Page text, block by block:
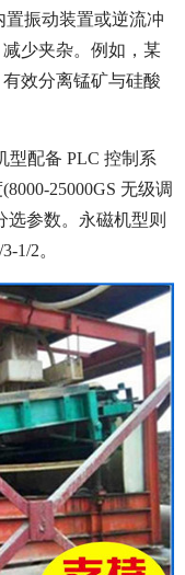
置振动装置或逆流冲
少夹杂。例如，某
效分离锰矿与硅酸
型配备 PLC 控制系
25000GS 无级调
参数。永磁机型则
1/2。